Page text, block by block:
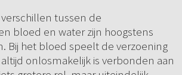
tussen de
bloed en water zijn hoogstens
Bij het bloed speelt de verzoening
onlosmakelijk is verbonden aan